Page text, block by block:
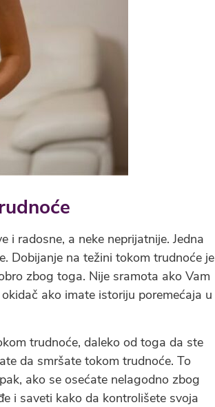
i radosne, a neke neprijatnije. Jedna
Dobijanje na težini tokom trudnoće je
zbog toga. Nije sramota ako Vam
ako imate istoriju poremećaja u
trudnoće, daleko od toga da ste
da smršate tokom trudnoće. To
ako se osećate nelagodno zbog
i saveti kako da kontrolišete svoja